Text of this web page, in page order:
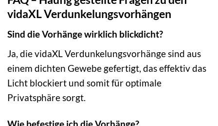
vidaXL Verdunkelungsvorhängen
Sind die Vorhänge wirklich blickdicht?
Ja, die vidaXL Verdunkelungsvorhänge sind aus
einem dichten Gewebe gefertigt, das effektiv das
Licht blockiert und somit für optimale
Privatsphäre sorgt.